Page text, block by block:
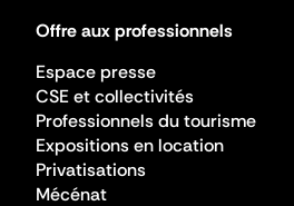
Offre aux professionnels
Espace presse
CSE et collectivités
Professionnels du tourisme
Expositions en location
Privatisations
Mécénat